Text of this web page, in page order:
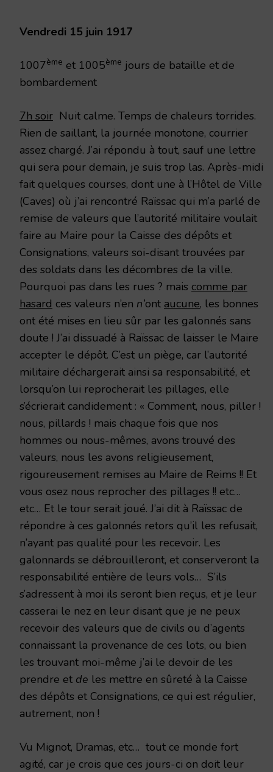
Vendredi 15 juin 1917
1007ème et 1005ème jours de bataille et de
bombardement
7h soir Nuit calme. Temps de chaleurs torrides.
Rien de saillant, la journée monotone, courrier
assez chargé. J’ai répondu à tout, sauf une lettre
qui sera pour demain, je suis trop las. Après-midi
fait quelques courses, dont une à l’Hôtel de Ville
(Caves) où j’ai rencontré Raïssac qui m’a parlé de
remise de valeurs que l’autorité militaire voulait
faire au Maire pour la Caisse des dépôts et
Consignations, valeurs soi-disant trouvées par
des soldats dans les décombres de la ville.
Pourquoi pas dans les rues ? mais comme par
hasard ces valeurs n’en n’ont aucune, les bonnes
ont été mises en lieu sûr par les galonnés sans
doute ! J’ai dissuadé à Raïssac de laisser le Maire
accepter le dépôt. C’est un piège, car l’autorité
militaire déchargerait ainsi sa responsabilité, et
lorsqu’on lui reprocherait les pillages, elle
s’écrierait candidement : « Comment, nous, piller !
nous, pillards ! mais chaque fois que nos
hommes ou nous-mêmes, avons trouvé des
valeurs, nous les avons religieusement,
rigoureusement remises au Maire de Reims !! Et
vous osez nous reprocher des pillages !! etc…
etc… Et le tour serait joué. J’ai dit à Raïssac de
répondre à ces galonnés retors qu’il les refusait,
n’ayant pas qualité pour les recevoir. Les
galonnards se débrouilleront, et conserveront la
responsabilité entière de leurs vols… S’ils
s’adressent à moi ils seront bien reçus, et je leur
casserai le nez en leur disant que je ne peux
recevoir des valeurs que de civils ou d’agents
connaissant la provenance de ces lots, ou bien
les trouvant moi-même j’ai le devoir de les
prendre et de les mettre en sûreté à la Caisse
des dépôts et Consignations, ce qui est régulier,
autrement, non !
Vu Mignot, Dramas, etc… tout ce monde fort
agité, car je crois que ces jours-ci on doit leur